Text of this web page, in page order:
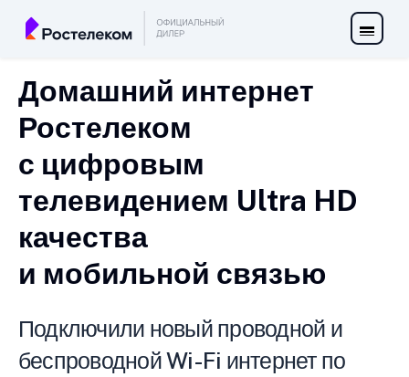
Домашний интернет
Ростелеком
с цифровым
телевидением Ultra HD
качества
и мобильной связью
Подключили новый проводной и
беспроводной Wi-Fi интернет по